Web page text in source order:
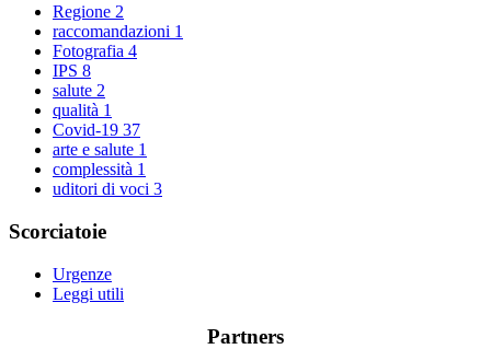
Regione 2
raccomandazioni 1
Fotografia 4
IPS 8
salute 2
qualità 1
Covid-19 37
arte e salute 1
complessità 1
uditori di voci 3
Scorciatoie
Urgenze
Leggi utili
Partners